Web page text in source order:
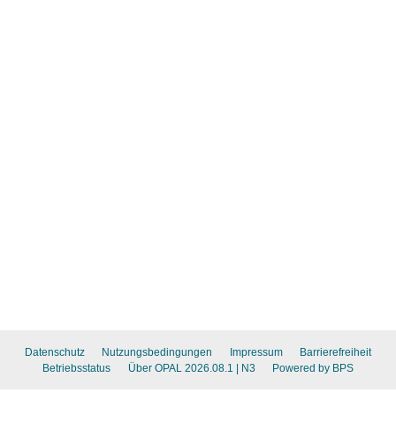
Datenschutz Nutzungsbedingungen Impressum
Barrierefreiheit
Betriebsstatus
Über OPAL 2026.08.1 | N3 Powered by BPS